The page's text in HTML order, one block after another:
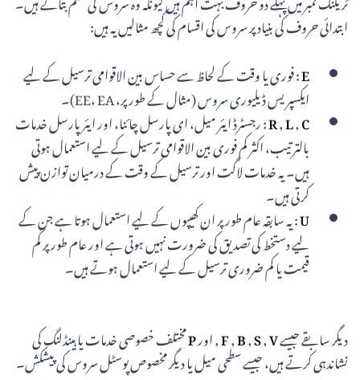
ابتدائی حروف کی بنیاد پر سروس کی اقسام کی کچھ مثالیں یہ ہیں:
E: فوری یا وقت کے لحاظ سے حساس بین الاقوامی ترسیل کے لیے
ایکسپریس ڈیلیوری سروس (مثال کے طور پر، EE، EA)۔
R,L,C : رجسٹرڈ ایئر میل، ای پارسل چائنا، اور ایئر پارسل خدمات
بالترتیب، اکثر کم فوری بین الاقوامی ترسیل کے لیے استعمال ہوتی
ہیں۔ یہ خدمات لاگت اور ترسیل کے وقت کے درمیان توازن پیش
کرتی ہیں۔
U: یہ سابقہ عام طور پر ان کھیپوں کے لیے استعمال ہوتا ہے جن کے
لیے دستخط کی تصدیق کی ضرورت نہیں ہوتی ہے اور عام طور پر کم
قیمت یا کم ضروری ترسیل کے لیے استعمال ہوتے ہیں۔
دیگر سابقے جیسے F,B,S,V , اورPمختلف خصوصی خدمات یا ہینڈلنگ کی
نشاندہی کرتے ہیں، جیسے سطحی میل یا دیگر مخصوص پوسٹل سروس کی پیشکش۔